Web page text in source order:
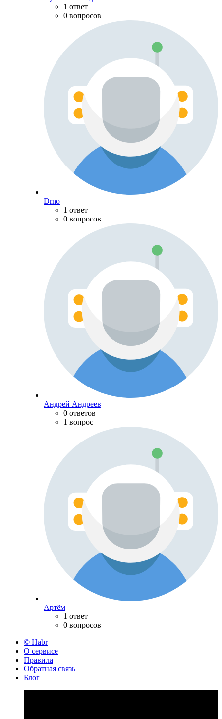
1 ответ
0 вопросов
Drno
1 ответ
0 вопросов
Андрей Андреев
0 ответов
1 вопрос
Артём
1 ответ
0 вопросов
© Habr
О сервисе
Правила
Обратная связь
Блог